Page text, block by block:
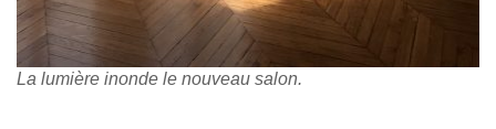
La lumière inonde le nouveau salon.